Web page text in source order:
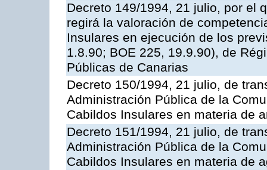
Decreto 149/1994, 21 julio, por el
regirá la valoración de
Insulares en ejecución de los
1.8.90; BOE 225, 19.9.90), de
Públicas de Canarias
Decreto 150/1994, 21 julio, de
Administración Pública de la
Cabildos Insulares en materia de
Decreto 151/1994, 21 julio, de
Administración Pública de la
Cabildos Insulares en materia de